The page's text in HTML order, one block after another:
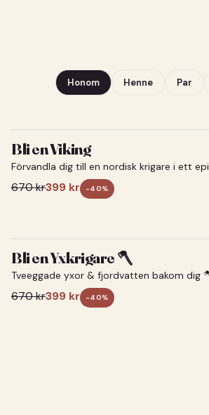
Honom Henne Par
Bli en Viking
Förvandla dig till en nordisk krigare i ett
670kr399 kr -40%
Bli en Yxkrigare 🪓
Tveeggade yxor & fjordvatten bakom dig
670kr399 kr -40%